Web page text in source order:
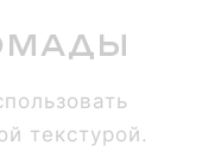
текстурой.